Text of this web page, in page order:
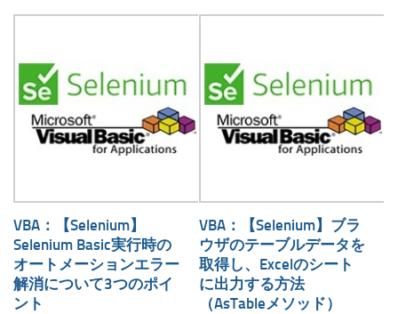
VBA：【Selenium】
Selenium Basic実行時の
オートメーションエラー
解消について3つのポイ
ント
VBA：【Selenium】ブラ
ウザのテーブルデータを
取得し、Excelのシート
に出力する方法
（AsTableメソッド）